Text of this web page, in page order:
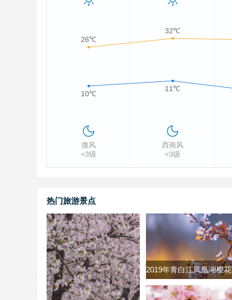
26℃
32℃
10℃
11℃
微风 西南风
<3级
<3级
热门旅游景点
2019年青白江凤凰湖樱
什么时候 2019青白江樱